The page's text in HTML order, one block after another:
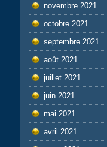
novembre 2021
octobre 2021
septembre 2021
août 2021
juillet 2021
juin 2021
mai 2021
avril 2021